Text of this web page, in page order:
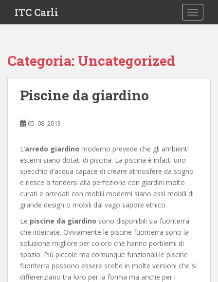
i
ITC Carli
Categoria: Uncategorized
Piscine da giardino
05. 08. 2013
L’arredo giardino moderno prevede che gli ambienti
esterni siano dotati di piscina. La piscina è infatti uno
specchio d’acqua capace di creare atmosfere da sogno
e riesce a fondersi alla perfezione con giardini molto
curati e arredati con mobili moderni siano essi mobili di
grande design o mobili dal vago sapore etnico.
Le piscine da giardino sono disponibili sia fuoriterra
che interrate. Ovviamente le piscine fuoriterra sono la
soluzione migliore per coloro che hanno porblemi di
spazio. Più piccole ma comunque funzionali le piscine
fuoriterra possono essere scelte in molte versioni che si
differenziano tra loro per la forma ma anche per i